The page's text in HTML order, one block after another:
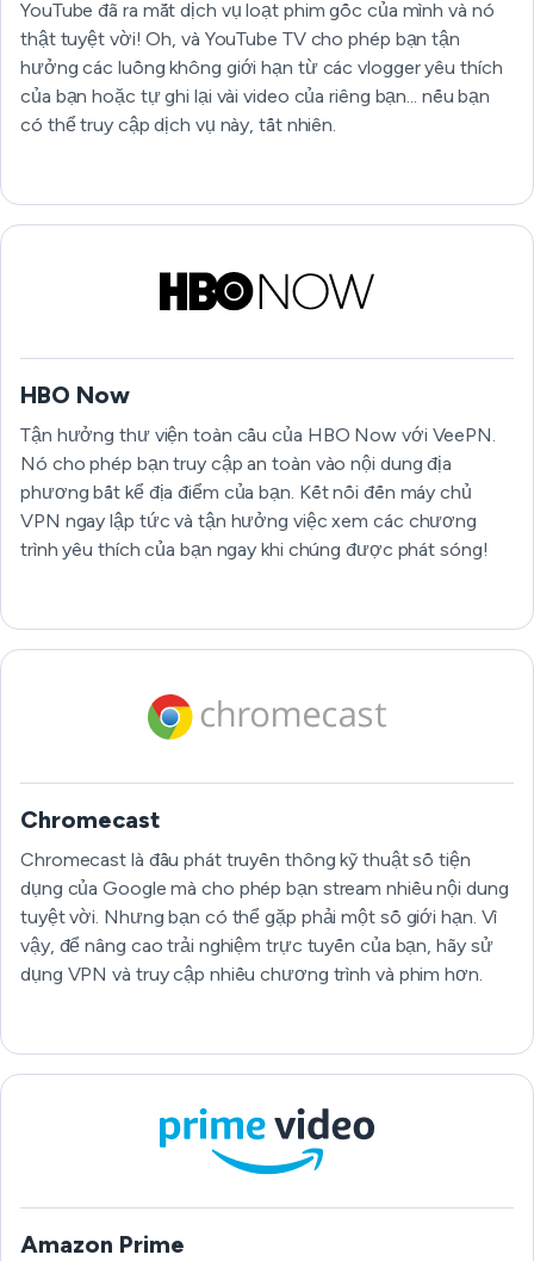
YouTube đã ra mắt dịch vụ loạt phim gốc của mình và nó
thật tuyệt vời! Oh, và YouTube TV cho phép bạn tận
hưởng các luồng không giới hạn từ các vlogger yêu thích
của bạn hoặc tự ghi lại vài video của riêng bạn... nếu bạn
có thể truy cập dịch vụ này, tất nhiên.
HBO Now
Tận hưởng thư viện toàn cầu của HBO Now với VeePN.
Nó cho phép bạn truy cập an toàn vào nội dung địa
phương bất kể địa điểm của bạn. Kết nối đến máy chủ
VPN ngay lập tức và tận hưởng việc xem các chương
trình yêu thích của bạn ngay khi chúng được phát sóng!
Chromecast
Chromecast là đầu phát truyền thông kỹ thuật số tiện
dụng của Google mà cho phép bạn stream nhiều nội dung
tuyệt vời. Nhưng bạn có thể gặp phải một số giới hạn. Vì
vậy, để nâng cao trải nghiệm trực tuyến của bạn, hãy sử
dụng VPN và truy cập nhiều chương trình và phim hơn.
Amazon Prime